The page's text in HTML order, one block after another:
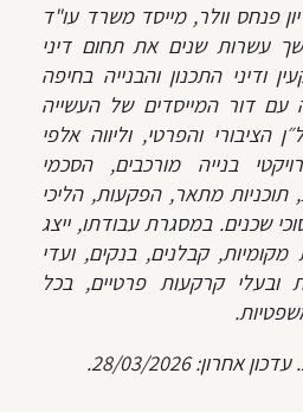
פנחס וולר, מייסד משרד עו"ד
עשרות שנים את תחום דיני
ודיני התכנון והבנייה בחיפה
עם דור המייסדים של העשייה
הציבורי והפרטי, וליווה אלפי
בנייה מורכבים, הסכמי
תוכניות מתאר, הפקעות, הליכי
שכנים. במסגרת עבודתו, ייצג
מקומיות, קבלנים, בנקים, ועדי
ובעלי קרקעות פרטיים, בכל